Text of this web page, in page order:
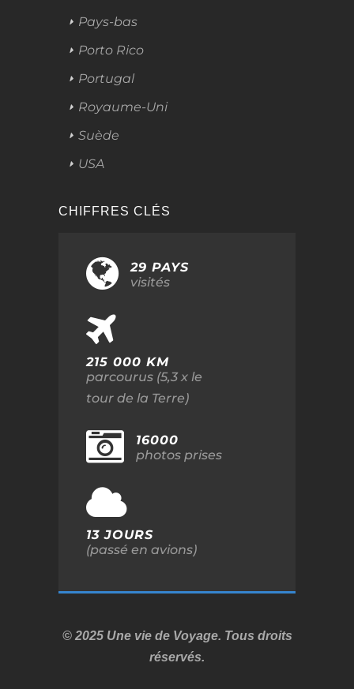
Pays-bas
Porto Rico
Portugal
Royaume-Uni
Suède
USA
CHIFFRES CLÉS
29 PAYS
visités
215 000 KM
parcourus (5,3 x le
tour de la Terre)
16000
photos prises
13 JOURS
(passé en avions)
© 2025 Une vie de Voyage. Tous droits
réservés.